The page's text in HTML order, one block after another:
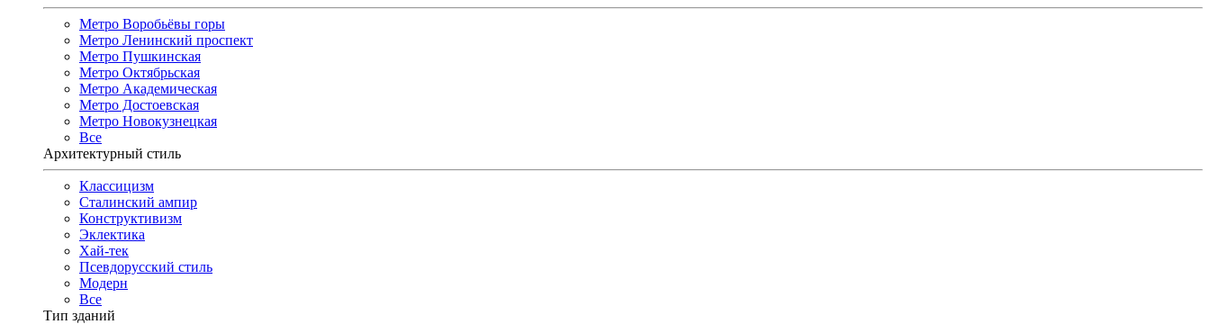
Метро Воробьёвы горы
Метро Ленинский проспект
Метро Пушкинская
Метро Октябрьская
Метро Академическая
Метро Достоевская
Метро Новокузнецкая
Все
Архитектурный стиль
Классицизм
Сталинский ампир
Конструктивизм
Эклектика
Хай-тек
Псевдорусский стиль
Модерн
Все
Тип зданий